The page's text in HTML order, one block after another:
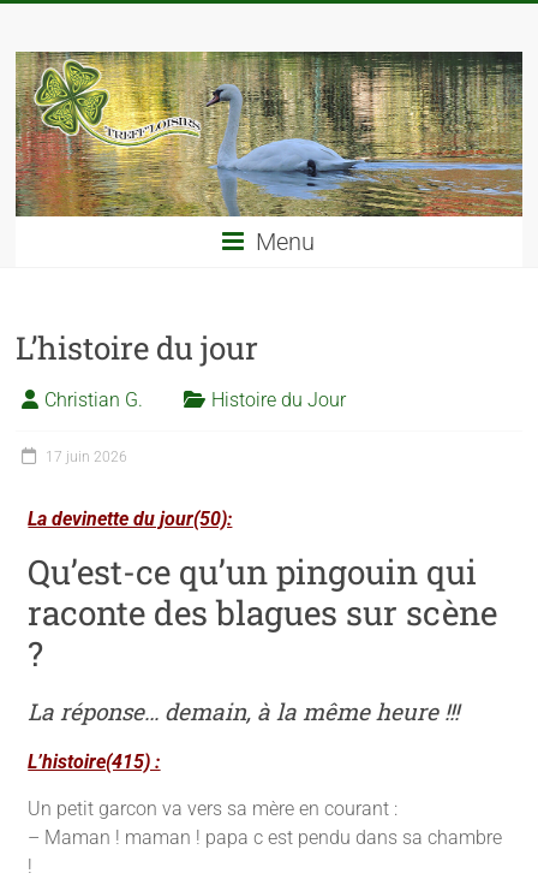
Menu
L’histoire du jour
Christian G. Histoire du Jour
17 juin 2026
La devinette du jour(50):
Qu’est-ce qu’un pingouin qui
raconte des blagues sur scène
?
La réponse… demain, à la même heure !!!
L’histoire(415) :
Un petit garcon va vers sa mère en courant :
– Maman ! maman ! papa c est pendu dans sa chambre
!